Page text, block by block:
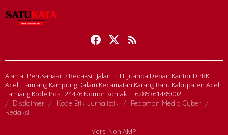
Alamat Perusahaan / Redaksi : Jalan Ir. H. Juanda Depan Kantor DPRK
Aceh Tamiang Kampung Dalam Kecamatan Karang Baru Kabupaten Aceh
Tamiang Kode Pos : 24476 Nomor Kontak : +6285361485002
Disclaimer Kode Etik Jurnalistik
Pedoman Media Cyber
Redaksi
Versi Non AMP